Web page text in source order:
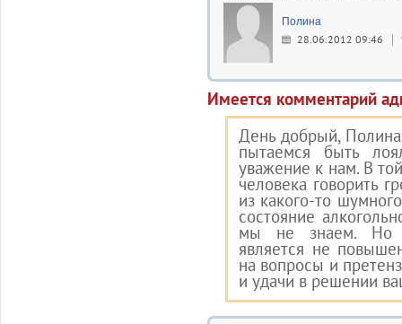
Полина
28.06.2012 09:46
Имеется комментарий
День добрый,
пытаемся быть
уважение к нам. В
человека говорить
из какого-то
состояние
мы не знаем. Но
является не
на вопросы и
и удачи в решении